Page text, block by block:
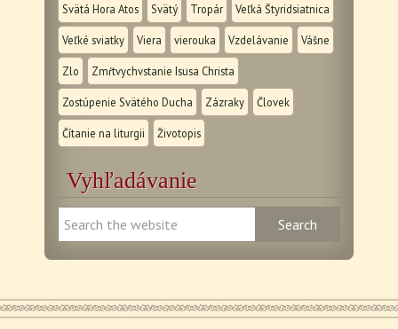
Svätá Hora Atos Svätý Tropár Veľká Štyridsiatnica
Veľké sviatky Viera vierouka Vzdelávanie Vášne
Zlo Zmŕtvychvstanie Isusa Christa
Zostúpenie Svätého Ducha Zázraky Človek
Čítanie na liturgii Životopis
Vyhľadávanie